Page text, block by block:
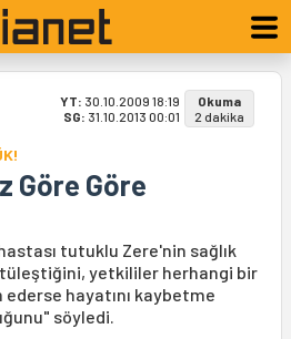
YT: 30.10.2009 18:19
SG: 31.10.2013 00:01
Okuma
2 dakika
Göre Göre
tutuklu Zere'nin sağlık
yetkililer herhangi bir
hayatını kaybetme
söyledi.